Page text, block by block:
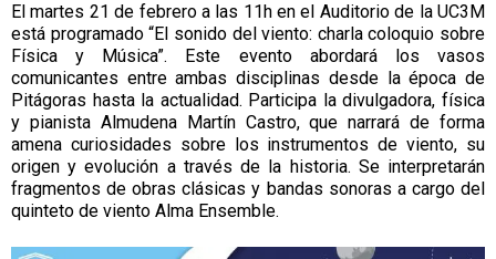
El martes 21 de febrero a las 11h en el Auditorio de la UC3M
está programado “El sonido del viento: charla coloquio sobre
Física y Música”. Este evento abordará los vasos
comunicantes entre ambas disciplinas desde la época de
Pitágoras hasta la actualidad. Participa la divulgadora, física
y pianista Almudena Martín Castro, que narrará de forma
amena curiosidades sobre los instrumentos de viento, su
origen y evolución a través de la historia. Se interpretarán
fragmentos de obras clásicas y bandas sonoras a cargo del
quinteto de viento Alma Ensemble.